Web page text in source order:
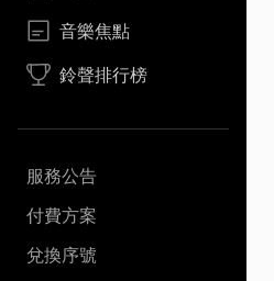
音樂焦點
鈴聲排行榜
服務公告
付費方案
兌換序號